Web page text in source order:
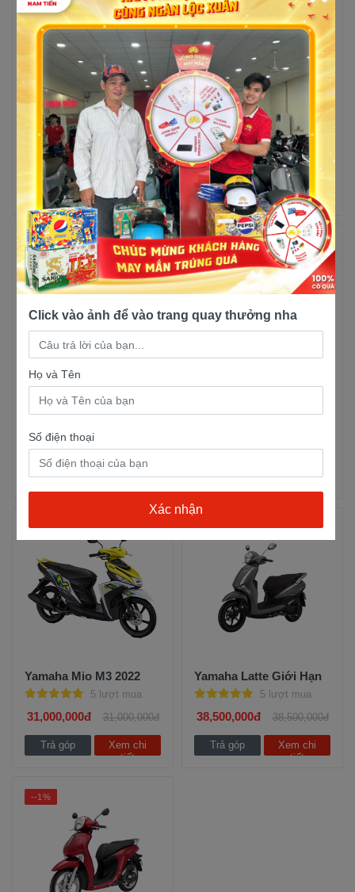
Yamaha NVX Cao Cấp
Màu Mới
5 lượt mua
53,500,000đ 54,000,000đ
Trả góp
Xem chi
tiết
Yamaha Grande 2023
Đặc Biệt màu xanh, màu
đen, màu đỏ
5 lượt mua
53,000,000đ 50,200,000đ
Trả góp
Xem chi
tiết
--7%
Tiêu Chuẩn
48,000,000đ 45,000,000đ
Trả góp
Xem chi
tiết
38,000,000đ 38,000,000đ
Trả góp
Xem chi
tiết
Yamaha Mio M3 2022
5 lượt mua
31,000,000đ 31,000,000đ
Trả góp
Xem chi
tiết
Yamaha Latte Giới Hạn
5 lượt mua
38,500,000đ 38,500,000đ
Trả góp
Xem chi
tiết
--1%
Click vào ảnh để vào trang quay thưởng nha
Họ và Tên
Số điện thoại